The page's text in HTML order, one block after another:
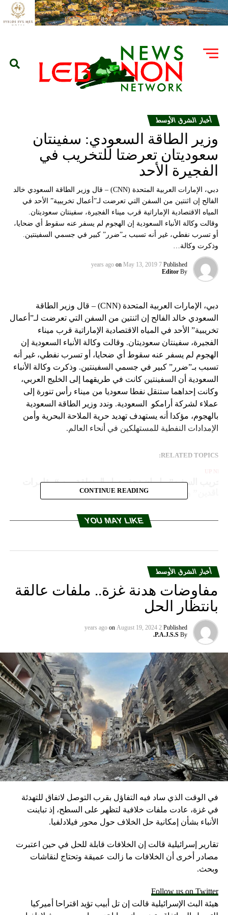
أخبار الشرق الأوسط
وزير الطاقة السعودي: سفينتان
سعوديتان تعرضتا للتخريب في
الفجيرة الأحد
دبي، الإمارات العربية المتحدة (CNN) – قال وزير الطاقة السعودي خالد
الفالح إن اثنتين من السفن التي تعرضت لـ”أعمال تخريبية” الأحد في
المياه الاقتصادية الإماراتية قرب ميناء الفجيرة، سفينتان سعوديتان.
وقالت وكالة الأنباء السعودية إن الهجوم لم يسفر عنه سقوط أي ضحايا،
أو تسرب نفطي، غير أنه تسبب بـ”ضرر” كبير في جسمي السفينتين.
وذكرت وكالة…
Published
7 years ago
on May 13, 2019
By
Editor
دبي، الإمارات العربية المتحدة (CNN) – قال وزير الطاقة
السعودي خالد الفالح إن اثنتين من السفن التي تعرضت لـ”أعمال
تخريبية” الأحد في المياه الاقتصادية الإماراتية قرب ميناء
الفجيرة، سفينتان سعوديتان. وقالت وكالة الأنباء السعودية إن
الهجوم لم يسفر عنه سقوط أي ضحايا، أو تسرب نفطي، غير أنه
تسبب بـ”ضرر” كبير في جسمي السفينتين. وذكرت وكالة الأنباء
السعودية أن السفينتين كانت في طريقهما إلى الخليج العربي،
وكانت إحداهما ستنقل نفطا سعوديا من ميناء رأس تنورة إلى
عملاء لشركة أرامكو السعودية. وندد وزير الطاقة السعودية
بالهجوم، مؤكدا أنه يستهدف تهديد حرية الملاحة البحرية وأمن
الإمدادات النفطية للمستهلكين في أنحاء العالم.
RELATED TOPICS:
السفن”.. إيران تحذر دول المنطقة من “مؤامرات
والعناصر الأجنبية
بعد أن تكفل ولي العهد بعلاجه.. نقل الطفل اليمني المصاب
بورم خبيث إلى الرياض
CONTINUE READING
YOU MAY LIKE
أخبار الشرق الأوسط
مفاوضات هدنة غزة.. ملفات عالقة
بانتظار الحل
Published
2 years ago
on August 19, 2024
By
P.A.J.S.S.
في الوقت الذي ساد فيه التفاؤل بقرب التوصل لاتفاق للتهدئة
في غزة، عادت ملفات خلافية لتظهر على السطح، إذ تباينت
الأنباء بشأن إمكانية حل الخلاف حول محور فيلادلفيا.
تقارير إسرائيلية قالت إن الخلافات قابلة للحل في حين اعتبرت
مصادر أخرى أن الخلافات ما زالت عميقة وتحتاج لنقاشات
وبحث.
Follow us on Twitter
هيئة البث الإسرائيلية قالت إن تل أبيب تؤيد اقتراحا أميركيا